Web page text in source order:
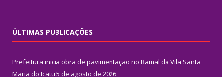
ÚLTIMAS PUBLICAÇÕES
Prefeitura inicia obra de pavimentação no Ramal da Vila Santa
Maria do Icatu 5 de agosto de 2026